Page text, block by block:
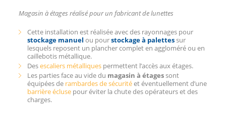
Magasin à étages réalisé pour un fabricant de lunettes
Cette installation est réalisée avec des rayonnages pour
stockage manuel ou pourstockage à palettessur
lesquels reposent un plancher complet en aggloméré ou en
caillebotis métallique.
Desescaliers métalliques permettent l’accès aux étages.
Les parties face au vide du magasin à étagessont
équipées de rambardes de sécuritéet éventuellement d’une
barrière écluse pour éviter la chute des opérateurs et des
charges.